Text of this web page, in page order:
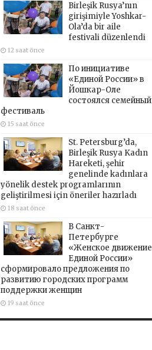
Birleşik Rusya’nın
girişimiyle Yoshkar-
Ola’da bir aile
festivali düzenlendi
12 saat önce
По инициативе
«Единой России» в
Йошкар-Оле
состоялся семейный
фестиваль
15 saat önce
St. Petersburg’da,
Birleşik Rusya Kadın
Hareketi, şehir
genelinde kadınlara
yönelik destek programlarının
geliştirilmesi için öneriler hazırladı
18 saat önce
В Санкт-
Петербурге
«Женское движение
Единой России»
сформировало предложения по
развитию городских программ
поддержки женщин
19 saat önce